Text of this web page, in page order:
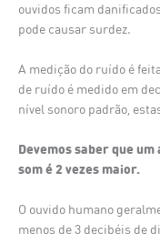
ouvidos ficam
pode causar surdez.
A medição do ruído é
de ruído é medido em
nível sonoro padrão,
Devemos saber que
som é 2 vezes maior.
O ouvido humano
menos de 3 decibéis de